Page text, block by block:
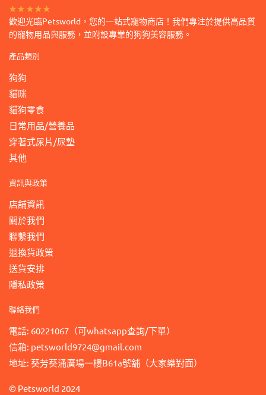
★★★★★
歡迎光臨Petsworld，您的一站式寵物商店！我們專注於提供高品質
的寵物用品與服務，並附設專業的狗狗美容服務。
產品類別
狗狗
貓咪
貓狗零食
日常用品/營養品
穿著式尿片/尿墊
其他
資訊與政策
店舖資訊
關於我們
聯繫我們
退換貨政策
送貨安排
隱私政策
聯絡我們
電話: 60221067（可whatsapp查詢/下單）
信箱: petsworld9724@gmail.com
地址: 葵芳葵涌廣場一樓B61a號舖（大家樂對面）
© Petsworld 2024